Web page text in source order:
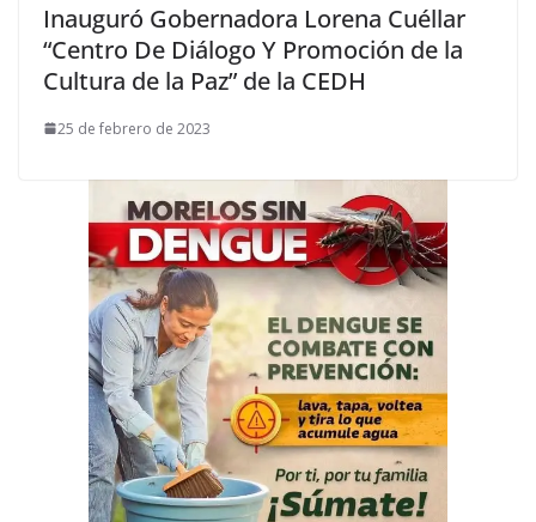
Inauguró Gobernadora Lorena Cuéllar
“Centro De Diálogo Y Promoción de la
Cultura de la Paz” de la CEDH
25 de febrero de 2023